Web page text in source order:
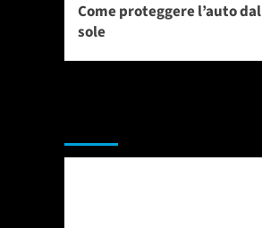
Come proteggere l’auto dal
sole